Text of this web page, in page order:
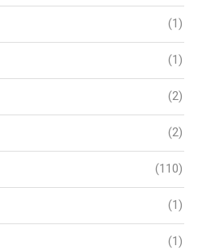
(1)
(1)
(2)
(2)
(110)
(1)
(1)